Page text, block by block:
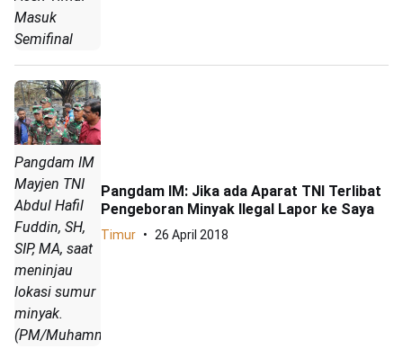
Masuk
Semifinal
Pangdam IM
Mayjen TNI
Abdul Hafil
Fuddin, SH,
SIP, MA, saat
meninjau
lokasi sumur
minyak.
(PM/Muhammad)
Pangdam IM: Jika ada Aparat TNI Terlibat
Pengeboran Minyak Ilegal Lapor ke Saya
Timur 26 April 2018